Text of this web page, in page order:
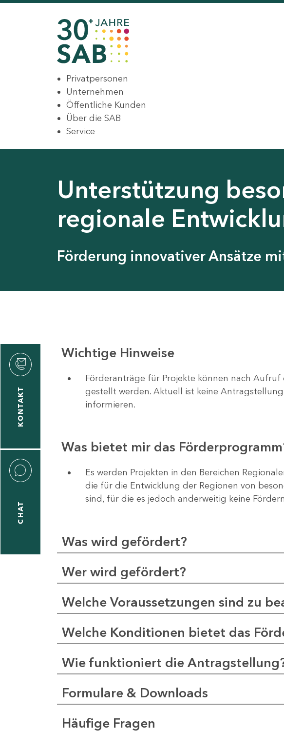
Privatpersonen
Unternehmen
Öffentliche Kunden
Über die SAB
Service
Unterstützung
regionale
Förderung innovativer Ansätze
KONTAKT
CHAT
Wichtige Hinweise
Förderanträge für Projekte können nach
gestellt werden. Aktuell ist keine
informieren.
Was bietet mir das
Es werden Projekten in den Bereichen
die für die Entwicklung der Regionen von
sind, für die es jedoch anderweitig keine
Was wird gefördert?
Wer wird gefördert?
Welche Voraussetzungen sind zu
Welche Konditionen bietet das
Wie funktioniert die
Formulare & Downloads
Häufige Fragen